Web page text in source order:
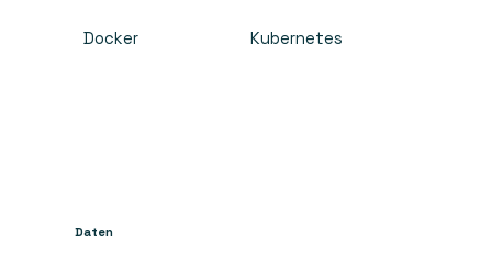
Docker Kubernetes
Daten